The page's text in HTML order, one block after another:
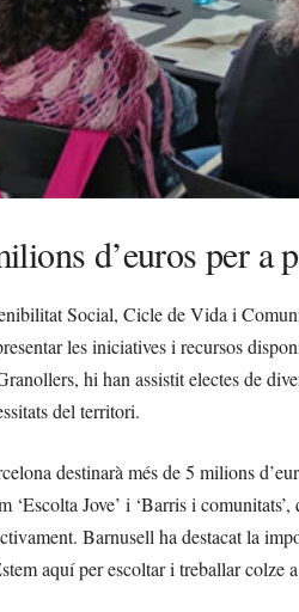
d’euros per a
Social, Cicle de Vida i
les iniciatives i recursos
hi han assistit electes de
del territori.
destinarà més de 5 milions
‘Escolta Jove’ i ‘Barris i
Barnusell ha destacat la
aquí per escoltar i treballar colze